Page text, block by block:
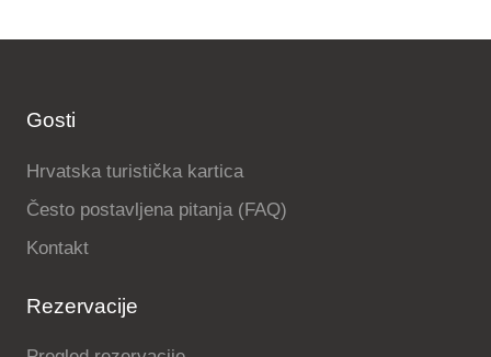
Gosti
Hrvatska turistička kartica
Često postavljena pitanja (FAQ)
Kontakt
Rezervacije